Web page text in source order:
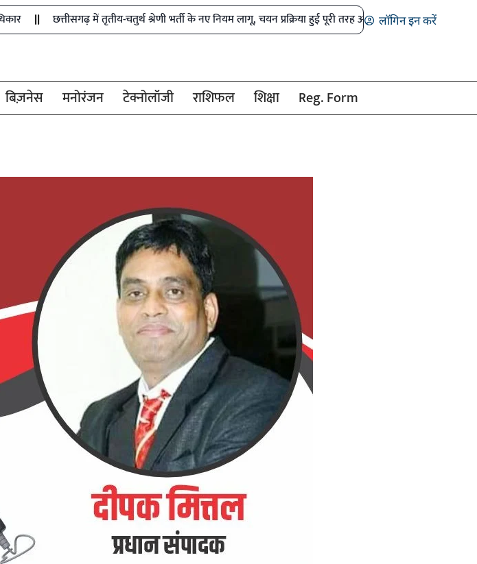
में तृतीय-चतुर्थ श्रेणी भर्ती के नए नियम लागू, चयन प्रक्रिया हुई पूरी तरह ऑनलाइन डोंगरगढ़ भाजपा मंडल भंग, पांच
लॉगिन इन करें
बिज़नेस मनोरंजन टेक्नोलॉजी राशिफल शिक्षा Reg. Form